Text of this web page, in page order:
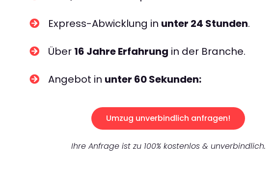
Express-Abwicklung in unter 24 Stunden.
Über 16 Jahre Erfahrung in der Branche.
Angebot in unter 60 Sekunden:
Umzug unverbindlich anfragen!
Ihre Anfrage ist zu 100% kostenlos & unverbindlich.